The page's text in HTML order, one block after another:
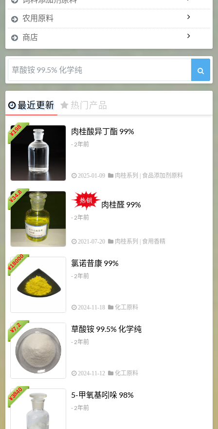
农用原料
商店
草酸铵 99.5% 化学纯
最近更新 热门产品
¥
198 肉桂酸异丁酯 99%
- 2年前
2025-01-09 肉桂系列 食品添加剂原料
¥
34.8
肉桂醛 99%
- 2年前
2021-07-20 肉桂系列 食用香精
¥
18000 氯诺昔康 99%
- 2年前
2024-11-18 化工原料
¥
7.2 草酸铵 99.5% 化学纯
- 2年前
2024-11-12 化工原料
¥
3840 5-甲氧基吲哚 98%
- 2年前